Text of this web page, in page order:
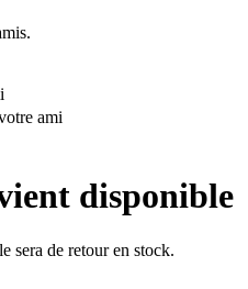
ami
disponible
sera de retour en stock.